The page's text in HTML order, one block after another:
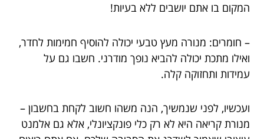
המקום בו אתם יושבים ללא בעיות!
– חומרים: מנורה מעץ טבעי יכולה להוסיף חמימות לחדר,
ואילו מתכת יכולה להביא נופך מודרני. חשבו גם על
עמידות ותחזוקה קלה.
ועכשיו, לפני שנמשיך, הנה משהו חשוב לקחת בחשבון –
מנורת קריאה היא לא רק כלי פונקציונלי, אלא גם אלמנט